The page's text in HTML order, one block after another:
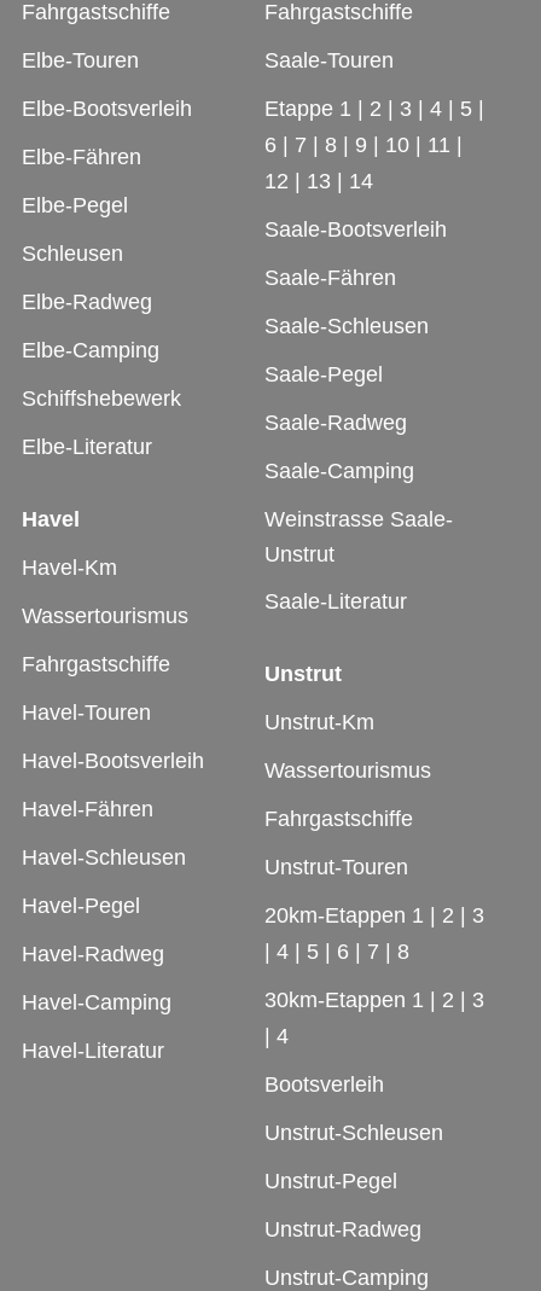
Fahrgastschiffe
Elbe-Touren
Elbe-Bootsverleih
Elbe-Fähren
Elbe-Pegel
Schleusen
Elbe-Radweg
Elbe-Camping
Schiffshebewerk
Elbe-Literatur
Havel
Havel-Km
Wassertourismus
Fahrgastschiffe
Havel-Touren
Havel-Bootsverleih
Havel-Fähren
Havel-Schleusen
Havel-Pegel
Havel-Radweg
Havel-Camping
Havel-Literatur
Fahrgastschiffe
Saale-Touren
Etappe 1 | 2 | 3 |4 | 5 |
6 | 7 | 8 | 9 | 10 | 11 |
12 | 13 | 14
Saale-Bootsverleih
Saale-Fähren
Saale-Schleusen
Saale-Pegel
Saale-Radweg
Saale-Camping
Weinstrasse Saale-
Unstrut
Saale-Literatur
Unstrut
Unstrut-Km
Wassertourismus
Fahrgastschiffe
Unstrut-Touren
20km-Etappen 1 | 2 | 3
|4 | 5 | 6 | 7 | 8
30km-Etappen 1 | 2 | 3
|4
Bootsverleih
Unstrut-Schleusen
Unstrut-Pegel
Unstrut-Radweg
Unstrut-Camping